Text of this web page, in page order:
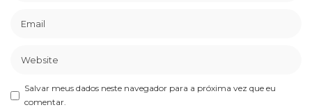
Salvar meus dados neste navegador para a próxima vez que eu
comentar.